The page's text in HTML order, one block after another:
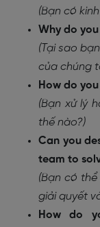
(Bạn có
Why do
(Tại sao
của chúng
How do
(Bạn xử lý
thế nào?)
Can you
team to
(Bạn có
giải quyết
How do